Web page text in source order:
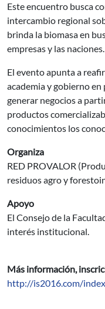
Este encuentro busca
intercambio regional
brinda la biomasa en
empresas y las naciones.
El evento apunta a
academia y gobierno
generar negocios a
productos
conocimientos los
Organiza
RED PROVALOR
residuos agro y
Apoyo
El Consejo de la
interés institucional.
Más información,
http://is2016.com/